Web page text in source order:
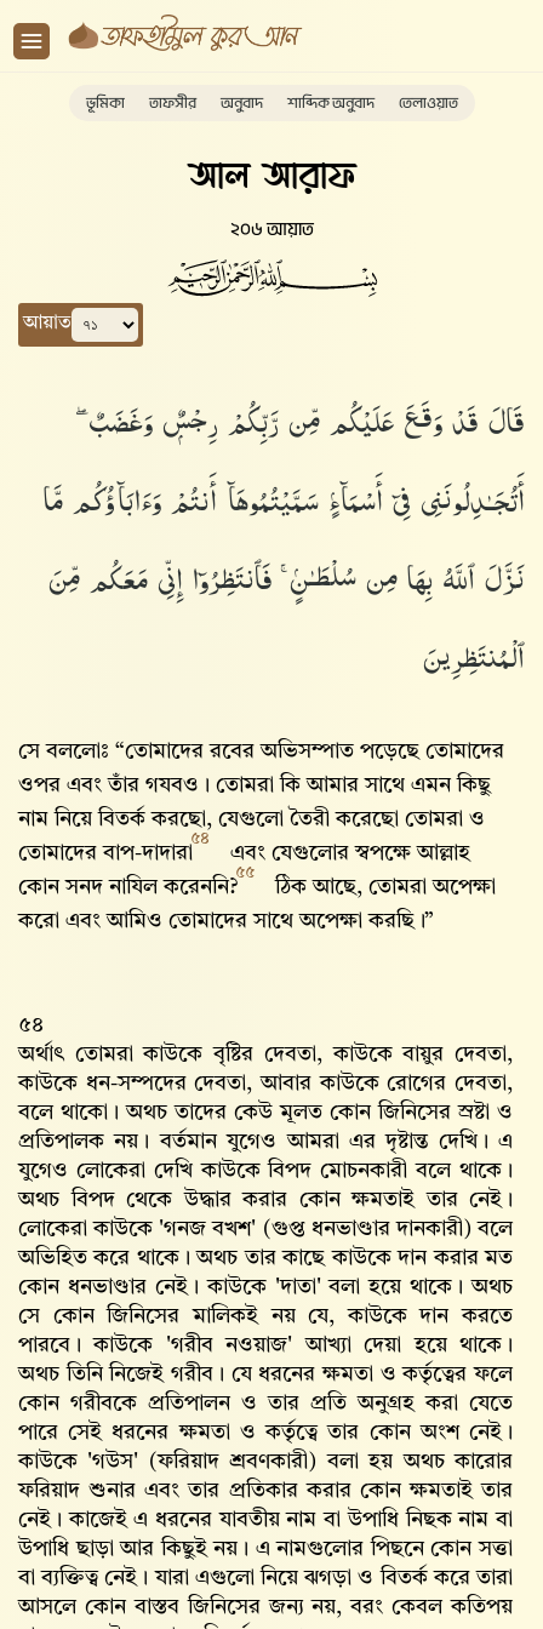
ভূমিকা তাফসীর অনুবাদ শাব্দিক অনুবাদ তেলাওয়াত
আল আরাফ
২০৬ আয়াত
আয়াত
قَالَ قَدْ وَقَعَ عَلَيْكُم مِّن رَّبِّكُمْ رِجْسٌۭ وَغَضَبٌ ۖ
أَتُجَـٰدِلُونَنِى فِىٓ أَسْمَآءٍۢ سَمَّيْتُمُوهَآ أَنتُمْ وَءَابَآؤُكُم مَّا
نَزَّلَ ٱللَّهُ بِهَا مِن سُلْطَـٰنٍۢ ۚ فَٱنتَظِرُوٓا۟ إِنِّى مَعَكُم مِّنَ
ٱلْمُنتَظِرِينَ
সে বললোঃ “তোমাদের রবের অভিসম্পাত পড়েছে তোমাদের
ওপর এবং তাঁর গযবও। তোমরা কি আমার সাথে এমন কিছু
নাম নিয়ে বিতর্ক করছো, যেগুলো তৈরী করেছো তোমরা ও
তোমাদের বাপ-দাদারা
৫৪
এবং যেগুলোর স্বপক্ষে আল্লাহ‌
কোন সনদ নাযিল করেননি?
৫৫
ঠিক আছে, তোমরা অপেক্ষা
করো এবং আমিও তোমাদের সাথে অপেক্ষা করছি।”
৫৪
অর্থাৎ তোমরা কাউকে বৃষ্টির দেবতা, কাউকে বায়ুর দেবতা,
কাউকে ধন-সম্পদের দেবতা, আবার কাউকে রোগের দেবতা,
বলে থাকো। অথচ তাদের কেউ মূলত কোন জিনিসের স্রষ্টা ও
প্রতিপালক নয়। বর্তমান যুগেও আমরা এর দৃষ্টান্ত দেখি। এ
যুগেও লোকেরা দেখি কাউকে বিপদ মোচনকারী বলে থাকে।
অথচ বিপদ থেকে উদ্ধার করার কোন ক্ষমতাই তার নেই।
লোকেরা কাউকে 'গনজ বখশ' (গুপ্ত ধনভাণ্ডার দানকারী) বলে
অভিহিত করে থাকে। অথচ তার কাছে কাউকে দান করার মত
কোন ধনভাণ্ডার নেই। কাউকে 'দাতা' বলা হয়ে থাকে। অথচ
সে কোন জিনিসের মালিকই নয় যে, কাউকে দান করতে
পারবে। কাউকে 'গরীব নওয়াজ' আখ্যা দেয়া হয়ে থাকে।
অথচ তিনি নিজেই গরীব। যে ধরনের ক্ষমতা ও কর্তৃত্বের ফলে
কোন গরীবকে প্রতিপালন ও তার প্রতি অনুগ্রহ করা যেতে
পারে সেই ধরনের ক্ষমতা ও কর্তৃত্বে তার কোন অংশ নেই।
কাউকে 'গউস' (ফরিয়াদ শ্রবণকারী) বলা হয় অথচ কারোর
ফরিয়াদ শুনার এবং তার প্রতিকার করার কোন ক্ষমতাই তার
নেই। কাজেই এ ধরনের যাবতীয় নাম বা উপাধি নিছক নাম বা
উপাধি ছাড়া আর কিছুই নয়। এ নামগুলোর পিছনে কোন সত্তা
বা ব্যক্তিত্ব নেই। যারা এগুলো নিয়ে ঝগড়া ও বিতর্ক করে তারা
আসলে কোন বাস্তব জিনিসের জন্য নয়, বরং কেবল কতিপয়